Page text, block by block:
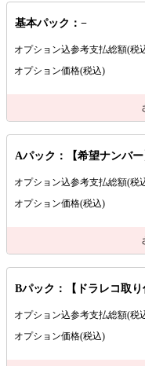
基本パック：−
オプション込参考支払総額(税
オプション価格(税込)
Aパック：【希望ナンバー
オプション込参考支払総額(税
オプション価格(税込)
Bパック：【ドラレコ取り
オプション込参考支払総額(税
オプション価格(税込)